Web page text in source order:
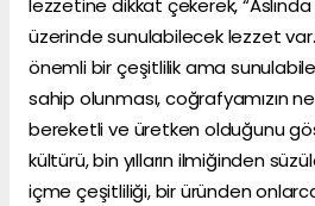
lezzetine dikkat çekerek,
üzerinde sunulabilecek lezzet
önemli bir çeşitlilik ama
sahip olunması, coğrafyamızın
bereketli ve üretken olduğunu
kültürü, bin yılların ilmiğinden
içme çeşitliliği, bir üründen